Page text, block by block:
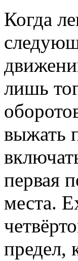
Когда
лишь
выжать
первая
места.
предел,